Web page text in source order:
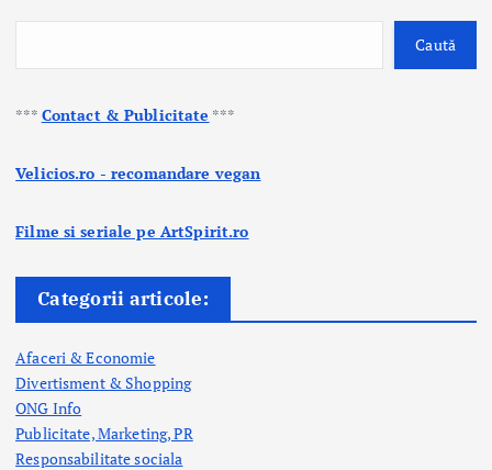
Caută
*** Contact & Publicitate ***
Velicios.ro - recomandare vegan
Filme si seriale pe ArtSpirit.ro
Categorii articole:
Afaceri & Economie
Divertisment & Shopping
ONG Info
Publicitate, Marketing, PR
Responsabilitate sociala